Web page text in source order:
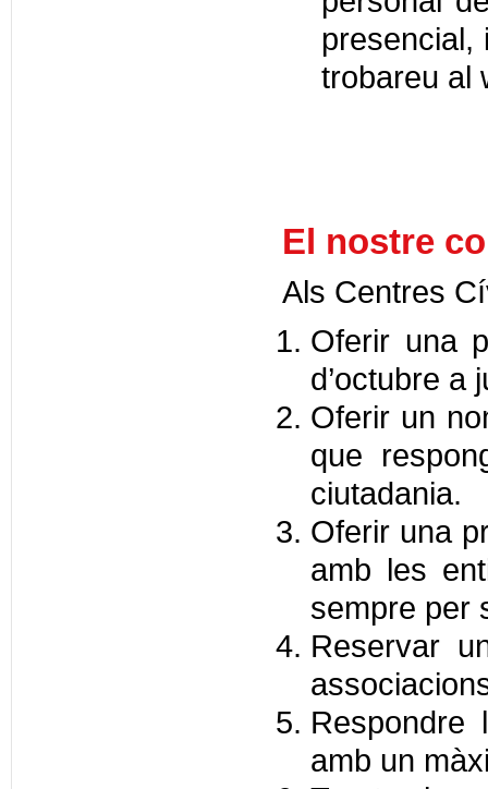
presencial,
trobareu al
El nostre
Als Centres
Oferir una
d’octubre a
Oferir un
que
ciutadania.
Oferir una
amb les
sempre per
Reservar
Respondre
amb un